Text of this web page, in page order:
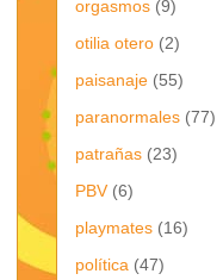
orgasmos (9)
otilia otero (2)
paisanaje (55)
paranormales (77)
patrañas (23)
PBV (6)
playmates (16)
política (47)